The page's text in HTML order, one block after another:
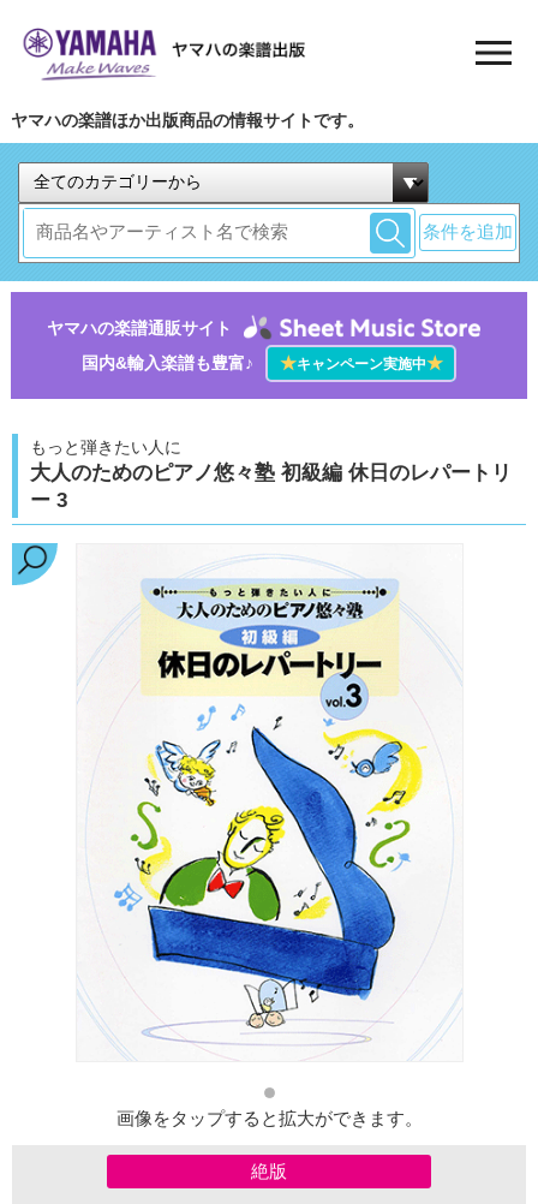
ヤマハの楽譜ほか出版商品の情報サイトです。
条件を追加
ヤマハの楽譜通販サイト
国内&輸入楽譜も豊富♪
★キャンペーン実施中★
もっと弾きたい人に
大人のためのピアノ悠々塾 初級編 休日のレパートリ
ー 3
画像をタップすると拡大ができます。
絶版